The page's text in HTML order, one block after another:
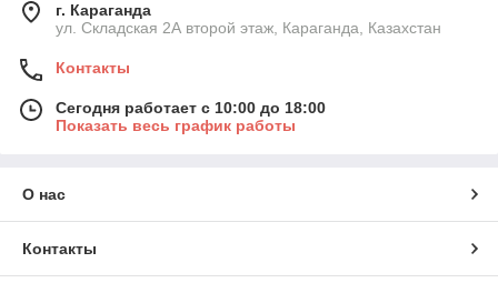
г. Караганда
ул. Складская 2А второй этаж, Караганда, Казахстан
Контакты
Сегодня работает с 10:00 до 18:00
Показать весь график работы
О нас
Контакты